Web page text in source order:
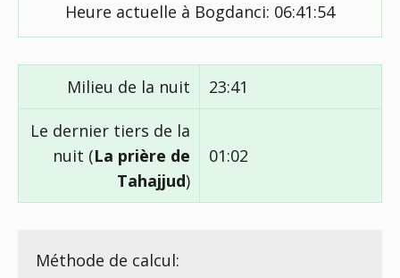
Heure actuelle à Bogdanci: 06:41:54
Milieu de la nuit 23:41
Le dernier tiers de la
nuit (La prière de
Tahajjud)
01:02
Méthode de calcul: